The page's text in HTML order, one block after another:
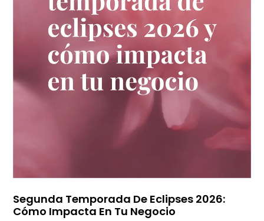
Segunda Temporada De Eclipses 2026:
Cómo Impacta En Tu Negocio